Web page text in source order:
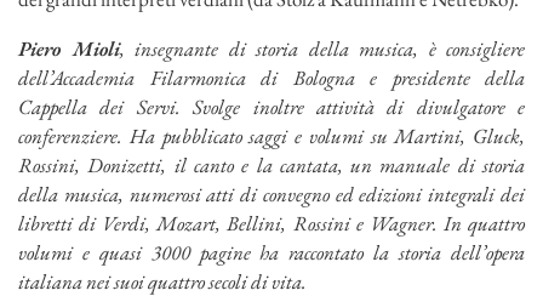
Piero Mioli, insegnante di storia della musica, è consigliere
dell’Accademia Filarmonica di Bologna e presidente della
Cappella dei Servi. Svolge inoltre attività di divulgatore e
conferenziere. Ha pubblicato saggi e volumi su Martini, Gluck,
Rossini, Donizetti, il canto e la cantata, un manuale di storia
della musica, numerosi atti di convegno ed edizioni integrali dei
libretti di Verdi, Mozart, Bellini, Rossini e Wagner. In quattro
volumi e quasi 3000 pagine ha raccontato la storia dell’opera
italiana nei suoi quattro secoli di vita.